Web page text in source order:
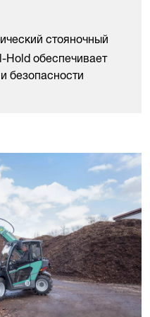
стояночный
Hold обеспечивает
безопасности